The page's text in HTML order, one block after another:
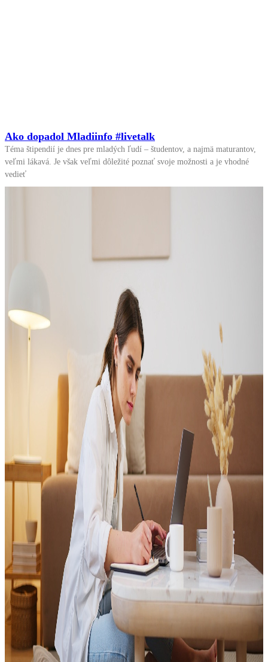
Ako dopadol Mladiinfo #livetalk
Téma štipendií je dnes pre mladých ľudí – študentov, a najmä maturantov,
veľmi lákavá. Je však veľmi dôležité poznať svoje možnosti a je vhodné
vedieť